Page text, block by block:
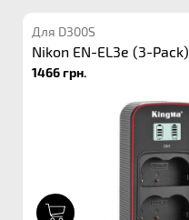
Для D300S
Nikon EN-EL3e (3-Pack)
1466 грн.